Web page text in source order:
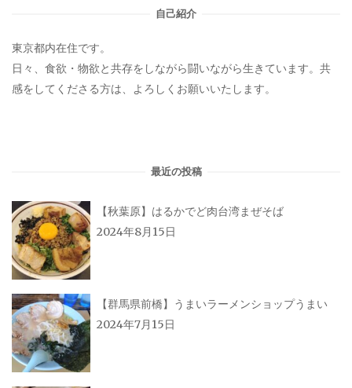
自己紹介
東京都内在住です。
日々、食欲・物欲と共存をしながら闘いながら生きています。共
感をしてくださる方は、よろしくお願いいたします。
最近の投稿
【秋葉原】はるかでど肉台湾まぜそば
2024年8月15日
【群馬県前橋】うまいラーメンショップうまい
2024年7月15日